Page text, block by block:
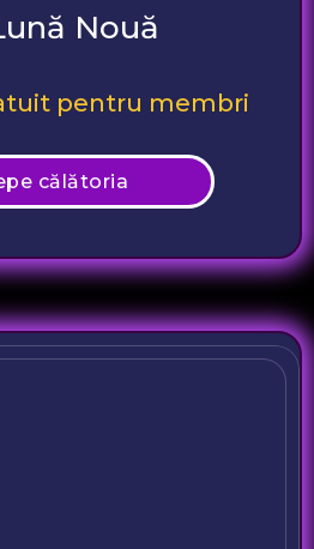
Nouă
pentru membri
călătoria